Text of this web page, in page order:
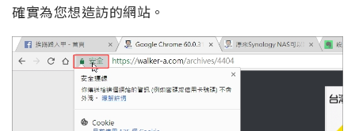
確實為您想造訪的網站。